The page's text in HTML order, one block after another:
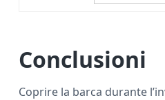
Conclusioni
Coprire la barca durante